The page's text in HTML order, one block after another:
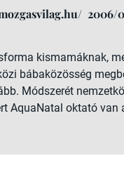
2006/
kismamáknak,
bábaközösség
Módszerét
AquaNatal oktató van